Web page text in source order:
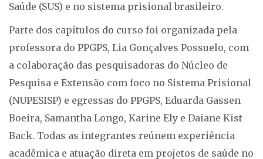
Saúde (SUS) e no sistema prisional brasileiro.
Parte dos capítulos do curso foi organizada pela
professora do PPGPS, Lia Gonçalves Possuelo, com
a colaboração das pesquisadoras do Núcleo de
Pesquisa e Extensão com foco no Sistema Prisional
(NUPESISP) e egressas do PPGPS, Eduarda Gassen
Boeira, Samantha Longo, Karine Ely e Daiane Kist
Back. Todas as integrantes reúnem experiência
acadêmica e atuação direta em projetos de saúde no